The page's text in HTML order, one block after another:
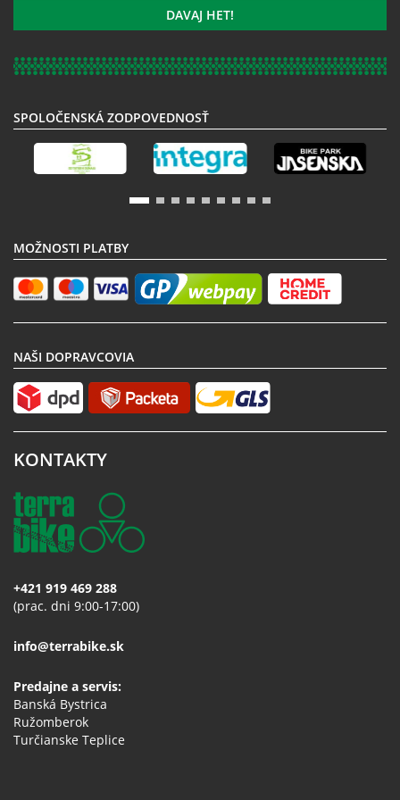
odberu
DAVAJ HET!
SPOLOČENSKÁ ZODPOVEDNOSŤ
MOŽNOSTI PLATBY
NAŠI DOPRAVCOVIA
KONTAKTY
+421 919 469 288
(prac. dni 9:00-17:00)
info@terrabike.sk
Predajne a servis:
Banská Bystrica
Ružomberok
Turčianske Teplice